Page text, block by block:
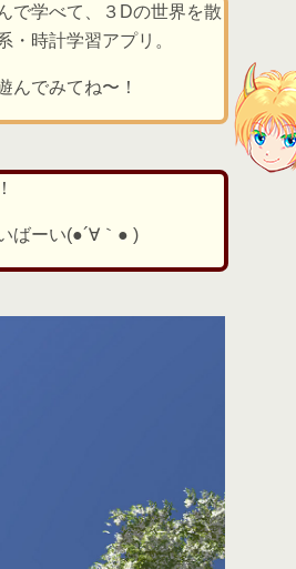
で学べて、３Dの世界を散
・時計学習アプリ。
んでみてね〜！
ばーい(●´∀｀● )